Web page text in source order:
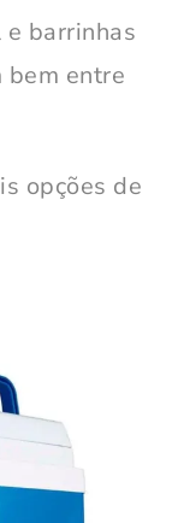
barrinhas
bem entre
opções de